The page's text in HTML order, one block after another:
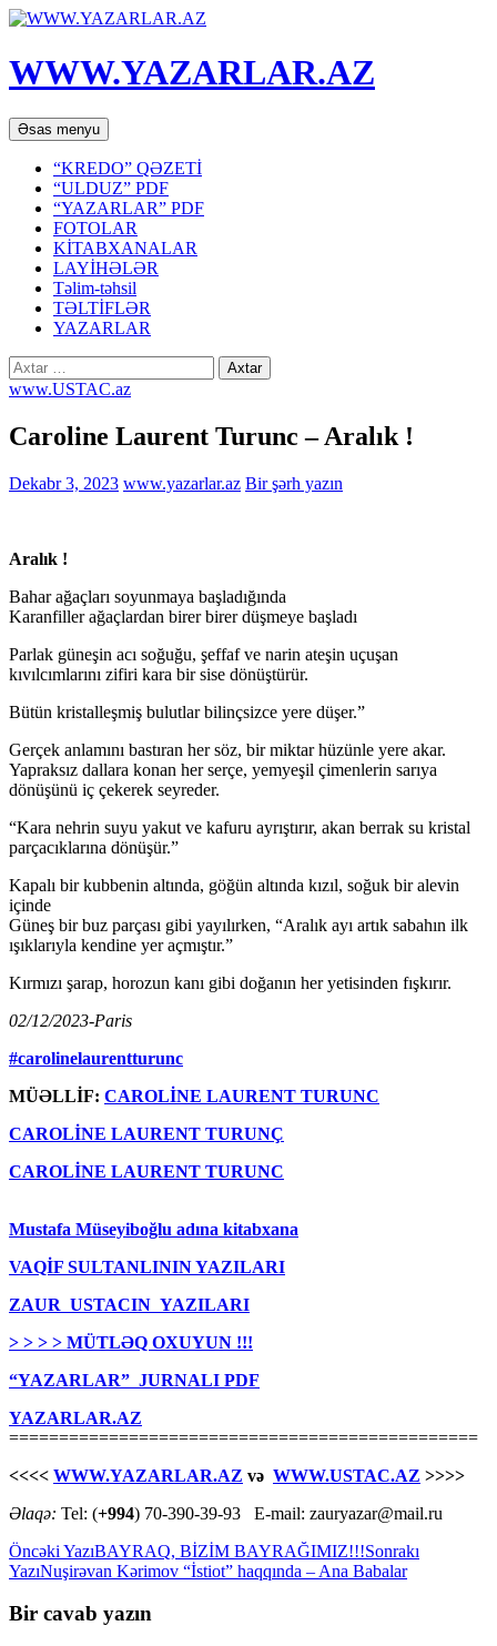
WWW.YAZARLAR.AZ
Axtar
Əsas menyu Mühtəviyyata
keç
“KREDO” QƏZETİ
“ULDUZ” PDF
“YAZARLAR” PDF
FOTOLAR
KİTABXANALAR
LAYİHƏLƏR
Təlim-təhsil
TƏLTİFLƏR
YAZARLAR
Axtarış:
www.USTAC.az
Caroline Laurent Turunc – Aralık !
Dekabr 3, 2023 www.yazarlar.az Bir şərh yazın
Aralık !
Bahar ağaçları soyunmaya başladığında
Karanfiller ağaçlardan birer birer düşmeye başladı
Parlak güneşin acı soğuğu, şeffaf ve narin ateşin uçuşan
kıvılcımlarını zifiri kara bir sise dönüştürür.
Bütün kristalleşmiş bulutlar bilinçsizce yere düşer.”
Gerçek anlamını bastıran her söz, bir miktar hüzünle yere akar.
Yapraksız dallara konan her serçe, yemyeşil çimenlerin sarıya
dönüşünü iç çekerek seyreder.
“Kara nehrin suyu yakut ve kafuru ayrıştırır, akan berrak su kristal
parçacıklarına dönüşür.”
Kapalı bir kubbenin altında, göğün altında kızıl, soğuk bir alevin
içinde
Güneş bir buz parçası gibi yayılırken, “Aralık ayı artık sabahın ilk
ışıklarıyla kendine yer açmıştır.”
Kırmızı şarap, horozun kanı gibi doğanın her yetisinden fışkırır.
02/12/2023-Paris
#carolinelaurentturunc
MÜƏLLİF: CAROLİNE LAURENT TURUNC
CAROLİNE LAURENT TURUNÇ
CAROLİNE LAURENT TURUNC
Mustafa Müseyiboğlu adına kitabxana
VAQİF SULTANLININ YAZILARI
ZAUR USTACIN YAZILARI
> > > > MÜTLƏQ OXUYUN !!!
“YAZARLAR” JURNALI PDF
YAZARLAR.AZ
===============================================
<<<< WWW.YAZARLAR.AZ və WWW.USTAC.AZ >>>>
Əlaqə: Tel: (+994) 70-390-39-93 E-mail: zauryazar@mail.ru
Yazılar
üzrə
naviqasiya
Öncəki YazıBAYRAQ, BİZİM BAYRAĞIMIZ!!!Sonrakı
YazıNuşirəvan Kərimov “İstiot” haqqında – Ana Babalar
Bir cavab yazın